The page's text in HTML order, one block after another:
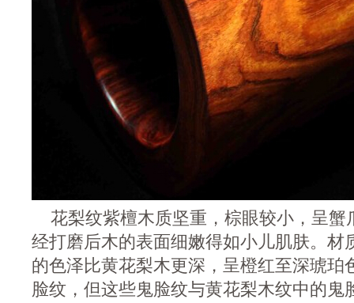
花梨纹紫檀木质坚重，棕眼较小，呈蟹
经打磨后木的表面细嫩得如小儿肌肤。材
的色泽比黄花梨木更深，呈橙红至深琥珀
脸纹，但这些鬼脸纹与黄花梨木纹中的鬼